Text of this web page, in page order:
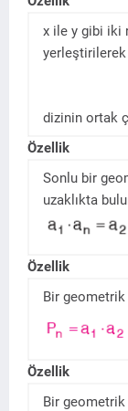
x ile y gibi iki
dizinin ortak
Özellik
Sonlu bir
uzaklıkta
Özellik
Bir geometrik
Özellik
Bir